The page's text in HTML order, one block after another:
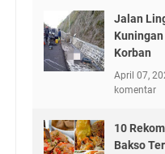
Jalan
Korban
April 07,
komentar
10
Bakso